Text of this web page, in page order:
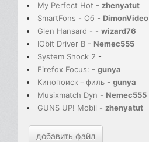
My Perfect Hot - zhenyatut
SmartFons - Об - DimonVideo
Glen Hansard - - wizard76
IObit Driver B - Nemec555
System Shock 2 -
Firefox Focus: - gunya
Кинопоиск－филь - gunya
Musixmatch Dyn - Nemec555
GUNS UP! Mobil - zhenyatut
добавить файл